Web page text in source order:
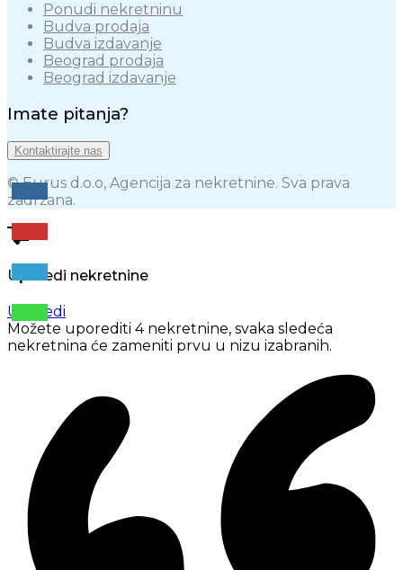
Ponudi nekretninu
Budva prodaja
Budva izdavanje
Beograd prodaja
Beograd izdavanje
Imate pitanja?
Kontaktirajte nas
© Eurus d.o.o, Agencija za nekretnine. Sva prava
zadržana.
Uporedi nekretnine
Uporedi
Možete uporediti 4 nekretnine, svaka sledeća
nekretnina će zameniti prvu u nizu izabranih.